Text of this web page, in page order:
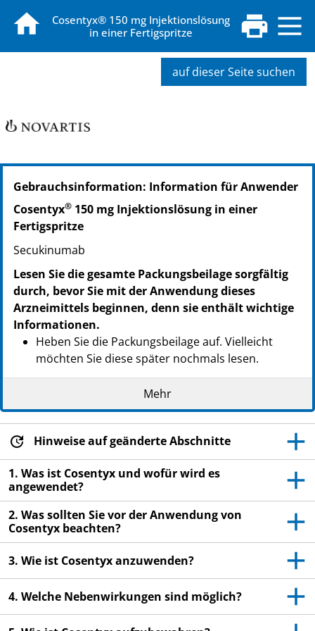
Cosentyx® 150 mg Injektionslösung
in einer Fertigspritze
auf dieser Seite suchen
PZN: 10626686
PPN: 111062668632
NTIN: 04150106266865
PZN: 10626692
NTIN: 04150106266926
Gebrauchsinformation: Information für Anwender
Cosentyx® 150 mg Injektionslösung in einer
Fertigspritze
Secukinumab
Lesen Sie die gesamte Packungsbeilage sorgfältig
durch, bevor Sie mit der Anwendung dieses
Arzneimittels beginnen, denn sie enthält wichtige
Informationen.
Heben Sie die Packungsbeilage auf. Vielleicht
möchten Sie diese später nochmals lesen.
Wenn Sie weitere Fragen haben, wenden Sie sich
an Ihren Arzt, Apotheker oder das medizinische
Fachpersonal.
Dieses Arzneimittel wurde Ihnen persönlich
verschrieben. Geben Sie es nicht an Dritte weiter.
Es kann anderen Menschen schaden, auch wenn
diese die gleichen Beschwerden haben wie Sie.
Wenn Sie Nebenwirkungen bemerken, wenden Sie
sich an Ihren Arzt, Apotheker oder das
Nebenwirkungen, die nicht in dieser
Packungsbeilage angegeben sind. Siehe Abschnitt
4.
Mehr
Hinweise auf geänderte Abschnitte
1. Was ist Cosentyx und wofür wird es
angewendet?
2. Was sollten Sie vor der Anwendung von
Cosentyx beachten?
3. Wie ist Cosentyx anzuwenden?
4. Welche Nebenwirkungen sind möglich?